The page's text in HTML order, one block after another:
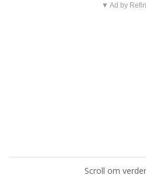
▼ Ad by
Scroll om